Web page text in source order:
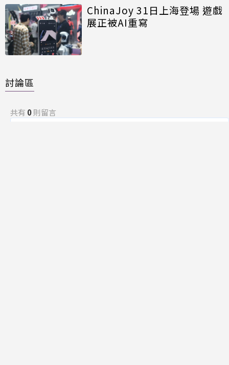
ChinaJoy 31日上海登場 遊戲
展正被AI重寫
討論區
共有 0則留言